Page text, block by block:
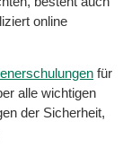
online
für
alle wichtigen
der Sicherheit,